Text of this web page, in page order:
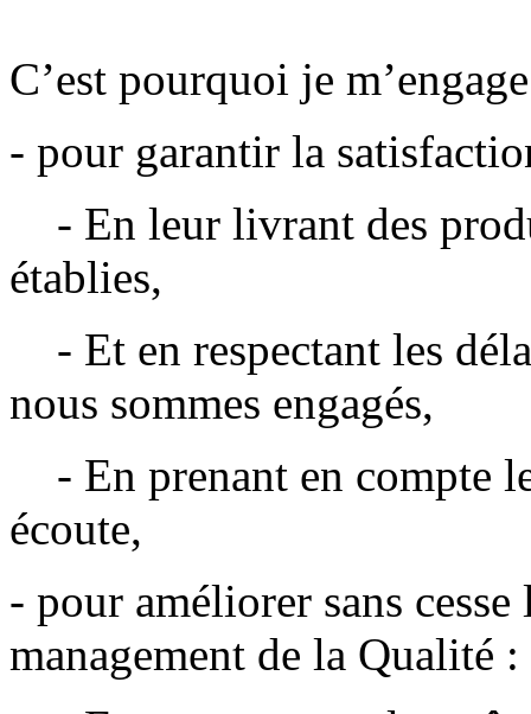
C’est pourquoi je
- pour garantir la
- En leur livrant des
établies,
- Et en respectant les
nous sommes engagés,
- En prenant en compte
écoute,
- pour améliorer sans
management de la Qualité :